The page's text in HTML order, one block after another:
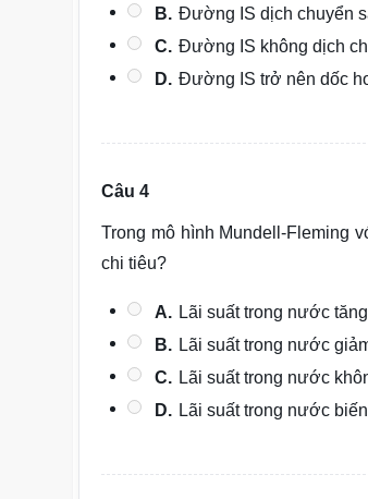
B. Đường IS dịch chuyển
C. Đường IS không dịch
D. Đường IS trở nên dốc
Câu 4
Trong mô hình Mundell-Fleming
chi tiêu?
A. Lãi suất trong nước
B. Lãi suất trong nước
C. Lãi suất trong nước
D. Lãi suất trong nước